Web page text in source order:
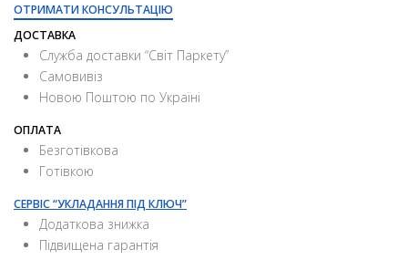
ОТРИМАТИ КОНСУЛЬТАЦІЮ
ДОСТАВКА
Служба доставки “Свiт Паркету”
Самовивіз
Новою Поштою по Україні
ОПЛАТА
Безготівкова
Готівкою
СЕРВІС “УКЛАДАННЯ ПІД КЛЮЧ”
Додаткова знижка
Підвищена гарантія